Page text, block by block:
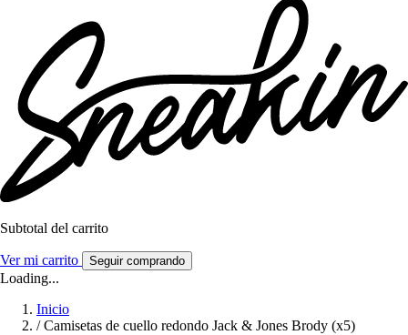
Subtotal del carrito
Ver mi carrito Seguir comprando
Loading...
Inicio
/ Camisetas de cuello redondo Jack & Jones Brody (x5)